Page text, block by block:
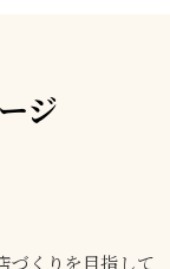
ジ
づくりを目指して